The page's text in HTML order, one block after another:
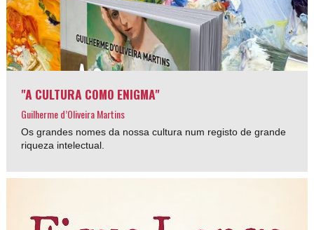
"A CULTURA COMO ENIGMA"
Guilherme d’Oliveira Martins
Os grandes nomes da nossa cultura num registo de grande
riqueza intelectual.